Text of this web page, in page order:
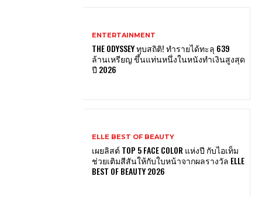
ENTERTAINMENT
THE ODYSSEY ทุบสถิติ! ทำรายได้ทะลุ 639
ล้านเหรียญ ขึ้นแท่นหนึ่งในหนังทำเงินสูงสุด
ปี 2026
ELLE BEST OF BEAUTY
เผยลิสต์ TOP 5 FACE COLOR แห่งปี กับไอเท็ม
ช่วยเติมสีสันให้กับใบหน้าจากผลรางวัล ELLE
BEST OF BEAUTY 2026